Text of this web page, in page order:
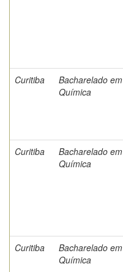
Curitiba
Bacharelado em
Química
Curitiba
Bacharelado em
Química
Curitiba
Bacharelado em
Química